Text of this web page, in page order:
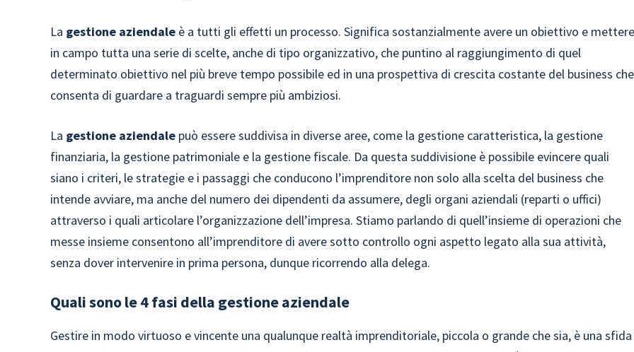
La gestione aziendale è a tutti gli effetti un processo. Significa sostanzialmente avere un obiettivo e
in campo tutta una serie di scelte, anche di tipo organizzativo, che puntino al raggiungimento di quel
determinato obiettivo nel più breve tempo possibile ed in una prospettiva di crescita costante del business che
consenta di guardare a traguardi sempre più ambiziosi.
La gestione aziendale può essere suddivisa in diverse aree, come la gestione caratteristica, la gestione
finanziaria, la gestione patrimoniale e la gestione fiscale. Da questa suddivisione è possibile evincere quali
siano i criteri, le strategie e i passaggi che conducono l’imprenditore non solo alla scelta del business che
intende avviare, ma anche del numero dei dipendenti da assumere, degli organi aziendali (reparti o uffici)
attraverso i quali articolare l’organizzazione dell’impresa. Stiamo parlando di quell’insieme di operazioni che
messe insieme consentono all’imprenditore di avere sotto controllo ogni aspetto legato alla sua attività,
senza dover intervenire in prima persona, dunque ricorrendo alla delega.
Quali sono le 4 fasi della gestione aziendale
Gestire in modo virtuoso e vincente una qualunque realtà imprenditoriale, piccola o grande che sia, è una sfida